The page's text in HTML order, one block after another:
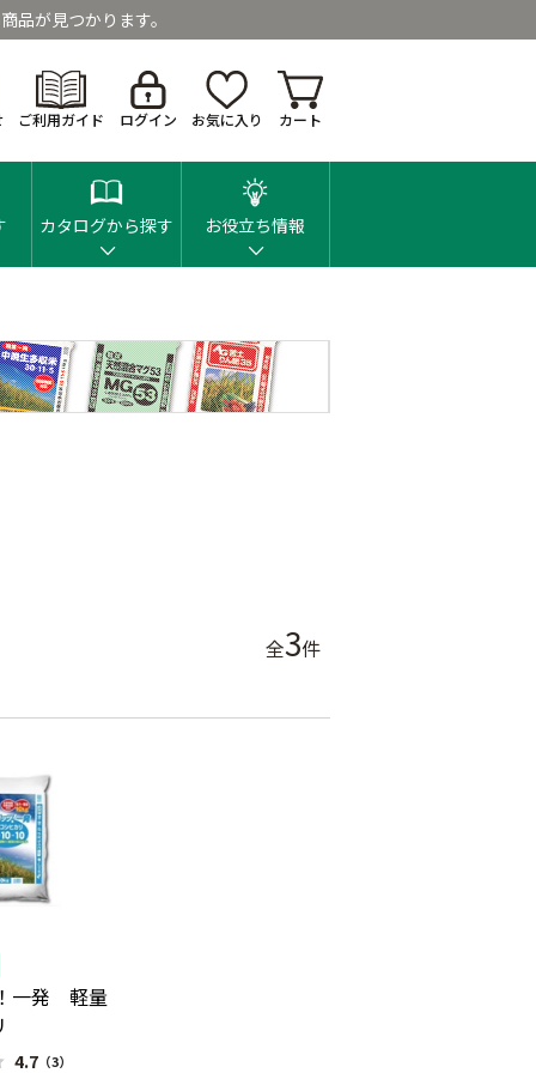
品が見つかります。
ご利用ガイド ログイン お気に入り カート
カタログから探す お役立ち情報
全3件
一発 軽量
4.7 （3）